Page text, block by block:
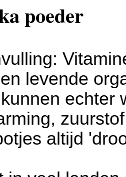
poeder
levende
echter
altijd